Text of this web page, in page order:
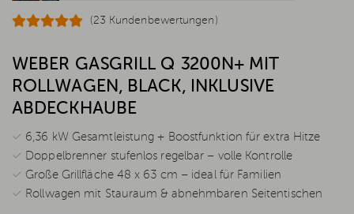
(23 Kundenbewertungen)
WEBER GASGRILL Q 3200N+ MIT
ROLLWAGEN, BLACK, INKLUSIVE
ABDECKHAUBE
✓ 6,36 kW Gesamtleistung + Boostfunktion für extra Hitze
✓ Doppelbrenner stufenlos regelbar – volle Kontrolle
✓ Große Grillfläche 48 x 63 cm – ideal für Familien
✓ Rollwagen mit Stauraum & abnehmbaren Seitentischen